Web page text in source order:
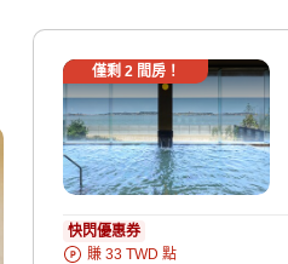
僅剩 2 間房！
快閃優惠券
賺 33 TWD 點